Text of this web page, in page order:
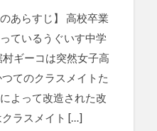
あらすじ】 高校卒業
ているうぐいす中学
ギーコは突然女子高
てのクラスメイトた
よって改造された改
ラスメイト […]